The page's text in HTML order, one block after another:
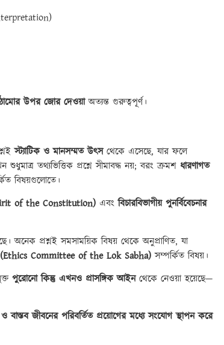
উপর জোর দেওয়াঅত্যন্ত গুরুত্বপূর্ণ।
স্ট্যাটিক ও মানসম্মত উৎসথেকে এসেছে, যার ফলে
তথ্যভিত্তিক প্রশ্নে সীমাবদ্ধ নয়; বরং ক্রমশ ধারণাগত
বিষয়গুলোতে।
of the Constitution) এবংবিচারবিভাগীয় পুনর্বিবেচনার
অনেক প্রশ্নই সমসাময়িক বিষয় থেকে অনুপ্রাণিত, যা
Ethics Committee of the Lok Sabha) সম্পর্কিত বিষয়।
পুরোনো কিন্তু এখনও প্রাসঙ্গিক আইনথেকে নেওয়া হয়েছে—
ও বাস্তব জীবনের পরিবর্তিত প্রয়োগের মধ্যে সংযোগ স্থাপন করে